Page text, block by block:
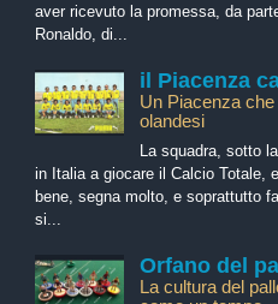
aver ricevuto la promessa, da
Ronaldo, di...
il Piacenza
Un Piacenza
olandesi
La squadra, sotto
in Italia a giocare il Calcio Totale,
bene, segna molto, e soprattutto
si...
Orfano del
La cultura del